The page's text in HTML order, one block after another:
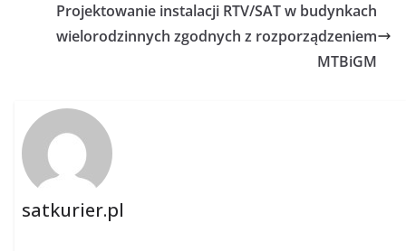
Projektowanie instalacji RTV/SAT w budynkach
wielorodzinnych zgodnych z rozporządzeniem
MTBiGM
satkurier.pl